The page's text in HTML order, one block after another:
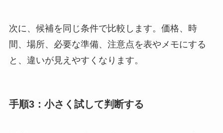
次に、候補を同じ条件で比較します。価格、時
間、場所、必要な準備、注意点を表やメモにする
と、違いが見えやすくなります。
手順3：小さく試して判断する